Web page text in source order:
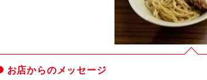
お店からのメッセージ